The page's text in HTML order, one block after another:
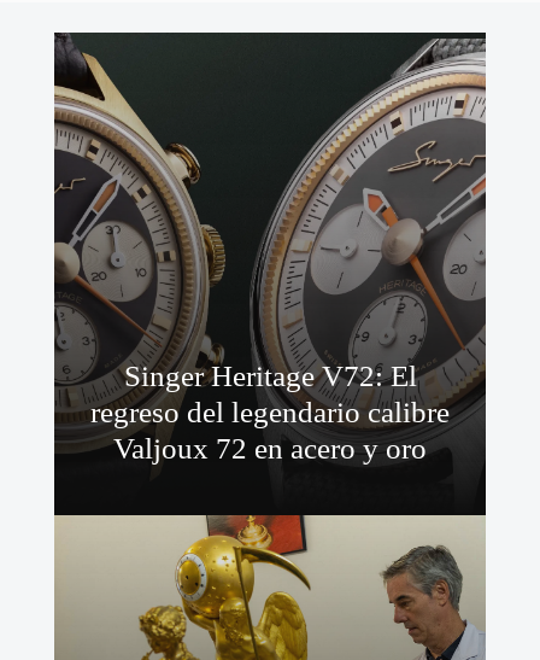
Singer Heritage V72: El
regreso del legendario calibre
Valjoux 72 en acero y oro